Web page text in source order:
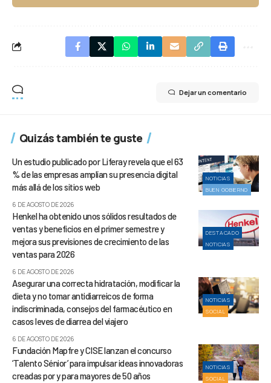
Dejar un comentario
Quizás también te guste
NOTICIAS
BUEN GOBIERNO
Un estudio publicado por Liferay revela que el 63
% de las empresas amplían su presencia digital
más allá de los sitios web
6 DE AGOSTO DE 2026
DESTACADO
NOTICIAS
Henkel ha obtenido unos sólidos resultados de
ventas y beneficios en el primer semestre y
mejora sus previsiones de crecimiento de las
ventas para 2026
6 DE AGOSTO DE 2026
NOTICIAS
SOCIAL
Asegurar una correcta hidratación, modificar la
dieta y no tomar antidiarreicos de forma
indiscriminada, consejos del farmacéutico en
casos leves de diarrea del viajero
6 DE AGOSTO DE 2026
NOTICIAS
SOCIAL
Fundación Mapfre y CISE lanzan el concurso
‘Talento Sénior’ para impulsar ideas innovadoras
creadas por y para mayores de 50 años